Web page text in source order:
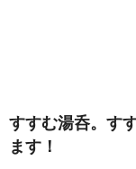
すすむ湯呑。す
ます！